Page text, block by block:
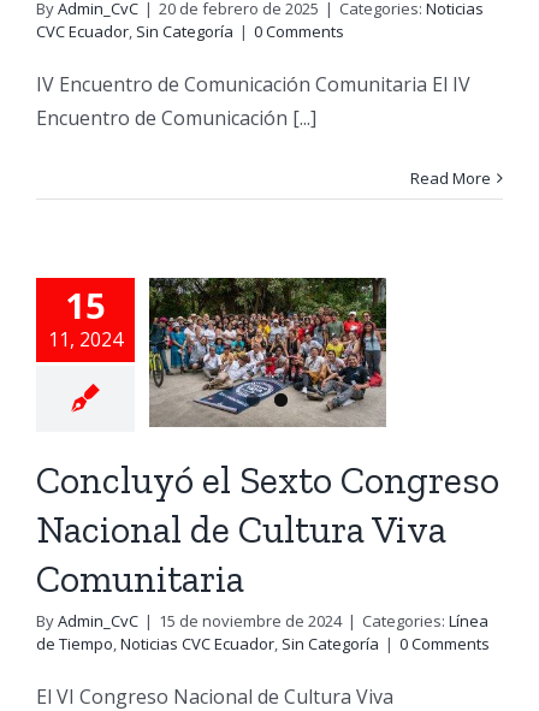
ByAdmin_CvC | 20 de febrero de 2025 | Categories: Noticias
CVC Ecuador, Sin Categoría | 0 Comments
IV Encuentro de Comunicación Comunitaria El IV
Encuentro de Comunicación [...]
Read More
15
11, 2024
de
Viva
Noticias
Ecuador
Concluyó el Sexto Congreso
Nacional de Cultura Viva
Comunitaria
ByAdmin_CvC | 15 de noviembre de 2024 | Categories: Línea
de Tiempo,Noticias CVC Ecuador, Sin Categoría | 0 Comments
El VI Congreso Nacional de Cultura Viva